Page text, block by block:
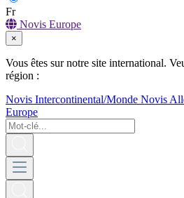
Fr
Novis Europe
×
Vous êtes sur notre site international.
région :
Novis Intercontinental/Monde Novis
Europe